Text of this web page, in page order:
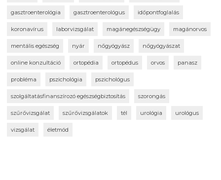
gasztroenterológia gasztroenterológus időpontfoglalás
koronavírus laborvizsgálat magánegészségügy magánorvos
mentális egészség nyár nőgyógyász nőgyógyászat
online konzultáció ortopédia ortopédus orvos panasz
probléma pszichológia pszichológus
szolgáltatásfinanszírozó egészségbiztosítás szorongás
szűrővizsgálat szűrővizsgálatok tél urológia urológus
vizsgálat életmód